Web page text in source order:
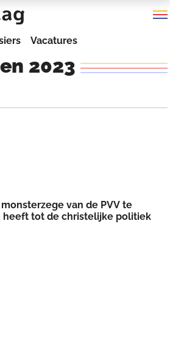
Vacatures
2023
van de PVV te
heeft tot de christelijke politiek